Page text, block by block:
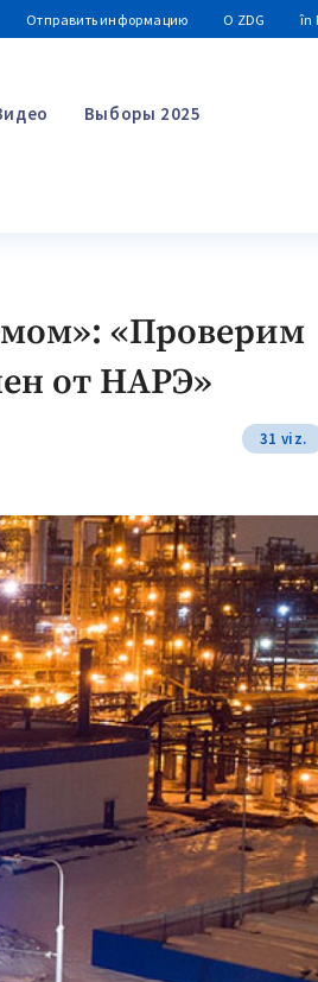
Отправить информацию О ZDG în
Выборы 2025
«Проверим
от НАРЭ»
31 viz.